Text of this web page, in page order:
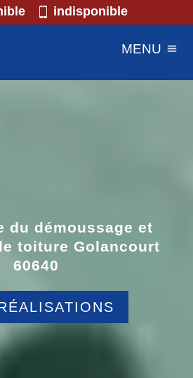
indisponible
MENU
du démoussage et
toiture Golancourt
60640